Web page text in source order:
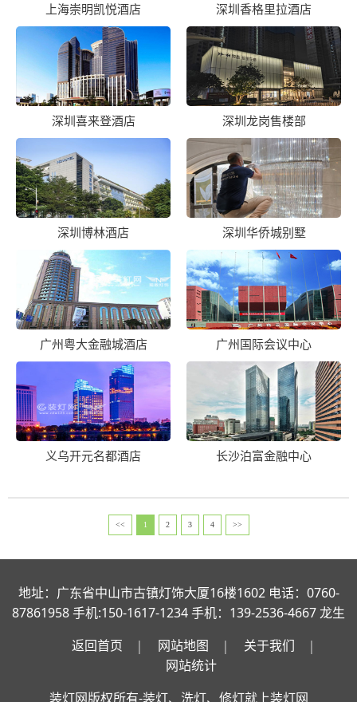
上海崇明凯悦酒店 深圳香格里拉酒店
深圳喜来登酒店 深圳龙岗售楼部
深圳博林酒店 深圳华侨城别墅
广州粤大金融城酒店 广州国际会议中心
义乌开元名都酒店 长沙泊富金融中心
<< 1 2 3 4 >>
地址：广东省中山市古镇灯饰大厦16楼1602 电话：0760-
87861958 手机:150-1617-1234 手机：139-2536-4667 龙生
返回首页
网站地图
关于我们
网站统计
装灯网版权所有-装灯、洗灯、修灯就上装灯网